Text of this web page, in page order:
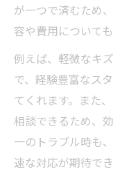
が一つで済むため
容や費用について
例えば、軽微なキ
で、経験豊富なス
てくれます。また
相談できるため、
一のトラブル時も
速な対応が期待で